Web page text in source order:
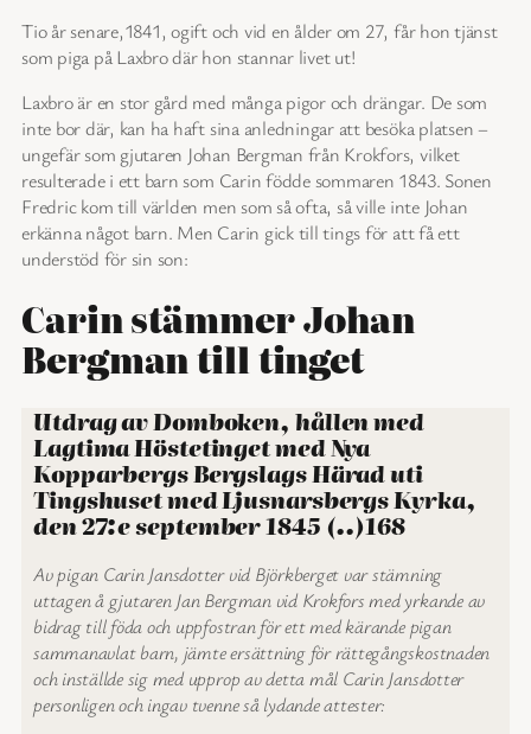
Tio år senare,1841, ogift och vid en ålder om 27, får hon tjänst
som piga på Laxbro där hon stannar livet ut!
Laxbro är en stor gård med många pigor och drängar. De som
inte bor där, kan ha haft sina anledningar att besöka platsen –
ungefär som gjutaren Johan Bergman från Krokfors, vilket
resulterade i ett barn som Carin födde sommaren 1843. Sonen
Fredric kom till världen men som så ofta, så ville inte Johan
erkänna något barn. Men Carin gick till tings för att få ett
understöd för sin son:
Carin stämmer Johan
Bergman till tinget
Utdrag av Domboken, hållen med
Lagtima Höstetinget med Nya
Kopparbergs Bergslags Härad uti
Tingshuset med Ljusnarsbergs Kyrka,
den 27:e september 1845 (..)168
Av pigan Carin Jansdotter vid Björkberget var stämning
uttagen å gjutaren Jan Bergman vid Krokfors med yrkande av
bidrag till föda och uppfostran för ett med kärande pigan
sammanavlat barn, jämte ersättning för rättegångskostnaden
och inställde sig med upprop av detta mål Carin Jansdotter
personligen och ingav tvenne så lydande attester: